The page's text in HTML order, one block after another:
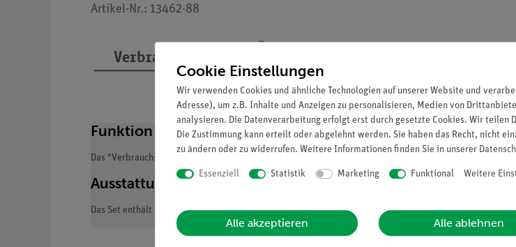
Artikel-Nr.: 13462-88
Funktion und Verwendung
Das "Verbrauchsmaterial" ist bei der Erstbestellung erforderlich und kann bei Bedarf nachbestellt
Ausstattung und technische Daten
Das Set enthält alle erforderlichen Verbrauchsmaterialien für TESS advanced Optik 2 (13277-88).
Cookie Einstellungen
Wir verwenden Cookies und ähnliche Technologien auf unserer Website und
Adresse), um z.B. Inhalte und Anzeigen zu personalisieren, Medien von
analysieren. Die Datenverarbeitung erfolgt erst durch gesetzte Cookies. Wir teilen
Die Zustimmung kann erteilt oder abgelehnt werden. Sie haben das Recht, nicht
zu ändern oder zu widerrufen. Weitere Informationen finden Sie in unserer
Essenziell Statistik Marketing Funktional Weitere
Alle akzeptieren Alle ablehnen